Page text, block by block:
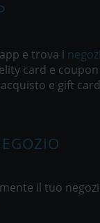
e trova i
card e
e gift card
il tuo